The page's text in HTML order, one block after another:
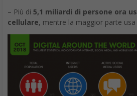
– Più di 5,1 miliardi di persone ora
cellulare, mentre la maggior parte